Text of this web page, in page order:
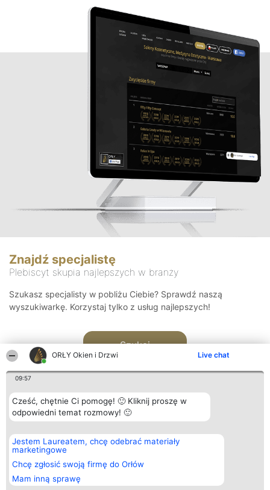
ORŁY Okien i Drzwi Live chat
09:57
Cześć, chętnie Ci pomogę! 🙂 Kliknij proszę w
odpowiedni temat rozmowy! 🙂
Jestem Laureatem, chcę odebrać materiały
marketingowe
Chcę zgłosić swoją firmę do Orłów
Mam inną sprawę
Znajdź specjalistę
Plebiscyt skupia najlepszych w branży
Szukasz specjalisty w pobliżu Ciebie? Sprawdź naszą
wyszukiwarkę. Korzystaj tylko z usług najlepszych!
Szukaj
Organizator plebiscytu
Bright Side Solutions sp. z o.
o. sp. k.
ul. Ruska 22
Wrocław 50-079
KRS 0000749100 | Regon
381313360 | NIP 8943132676
Plebiscyt
Laureaci
wszystkich
Laureatów
Regulamin
Kontakt
Kontakt